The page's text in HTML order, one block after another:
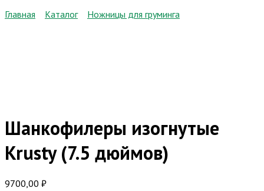
Главная Каталог Ножницы для груминга
Шанкофилеры изогнутые
Krusty (7.5 дюймов)
9700,00 ₽